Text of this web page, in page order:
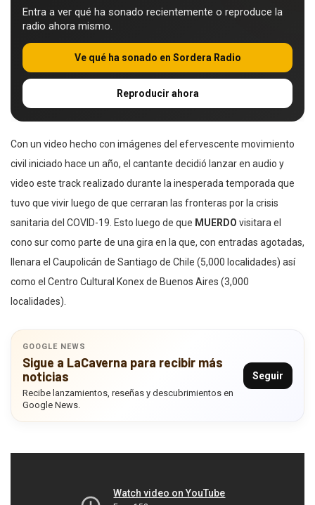
Entra a ver qué ha sonado recientemente o reproduce la
radio ahora mismo.
Ve qué ha sonado en Sordera Radio
Reproducir ahora
Con un video hecho con imágenes del efervescente movimiento
civil iniciado hace un año, el cantante decidió lanzar en audio y
video este track realizado durante la inesperada temporada que
tuvo que vivir luego de que cerraran las fronteras por la crisis
sanitaria del COVID-19. Esto luego de que MUERDO visitara el
cono sur como parte de una gira en la que, con entradas agotadas,
llenara el Caupolicán de Santiago de Chile (5,000 localidades) así
como el Centro Cultural Konex de Buenos Aires (3,000
localidades).
GOOGLE NEWS
Sigue a LaCaverna para recibir más
noticias
Recibe lanzamientos, reseñas y descubrimientos en
Google News.
Seguir